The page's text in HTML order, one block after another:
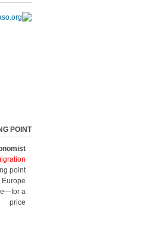
POINT
point
Europe
a
price